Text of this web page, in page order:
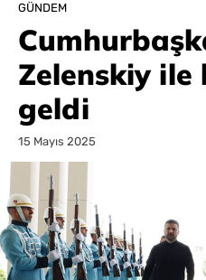
GÜNDEM
Zelenskiy
geldi
15 Mayıs 2025